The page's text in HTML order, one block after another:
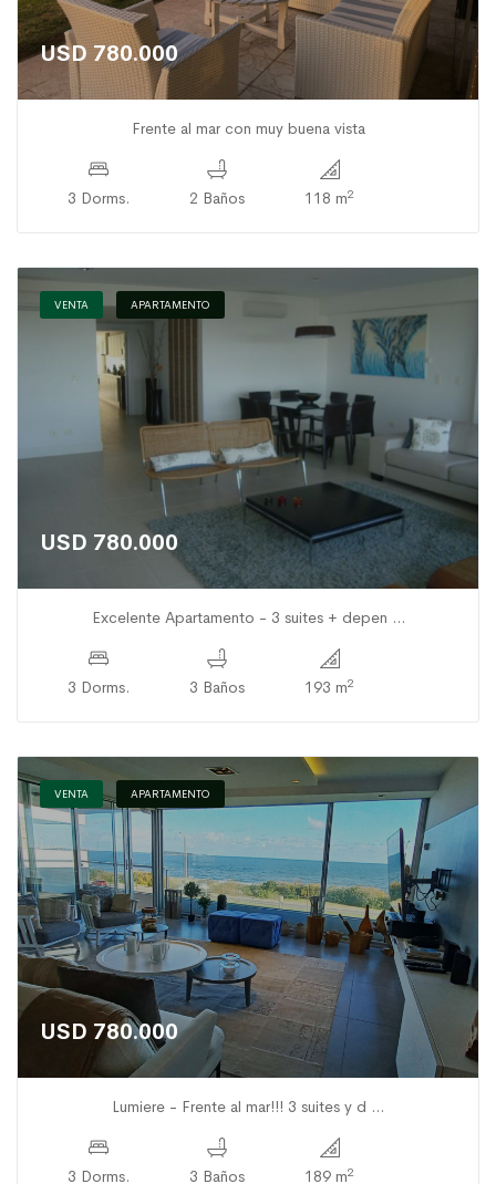
USD 780.000
Frente al mar con muy buena vista
3 Dorms. 2 Baños 118 m2
VENTA APARTAMENTO
USD 780.000
Excelente Apartamento - 3 suites + depen ...
3 Dorms. 3 Baños 193 m2
VENTA APARTAMENTO
USD 780.000
Lumiere - Frente al mar!!! 3 suites y d ...
3 Dorms. 3 Baños 189 m2